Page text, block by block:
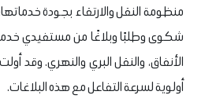
شكوى وطلبًا وبلاغًا من مستفيدي
الأنفاق، والنقل البري والنهري. وقد
أولوية لسرعة التفاعل مع هذه البلاغات.